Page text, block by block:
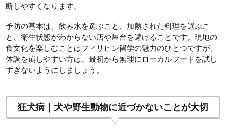
断しやすくなります。
予防の基本は、飲み水を選ぶこと、加熱された料理を選ぶこ
と、衛生状態がわからない店や屋台を避けることです。現地の
食文化を楽しむことはフィリピン留学の魅力のひとつですが、
体調を崩しやすい方は、最初から無理にローカルフードを試し
すぎないようにしましょう。
狂犬病｜犬や野生動物に近づかないことが大切